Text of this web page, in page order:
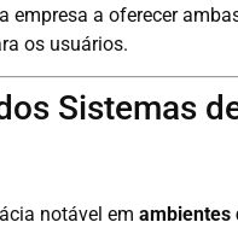
empresa a oferecer
os usuários.
Sistemas
notável em ambientes